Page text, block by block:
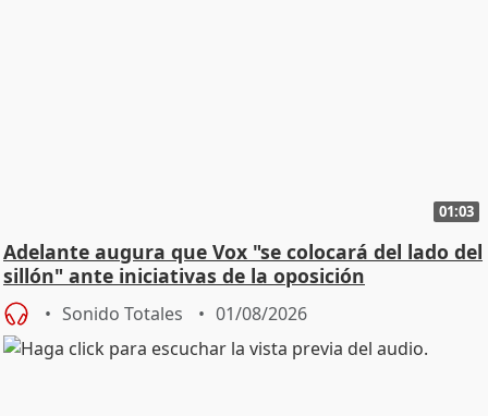
01:03
Adelante augura que Vox "se colocará del lado del
sillón" ante iniciativas de la oposición
Sonido Totales 01/08/2026